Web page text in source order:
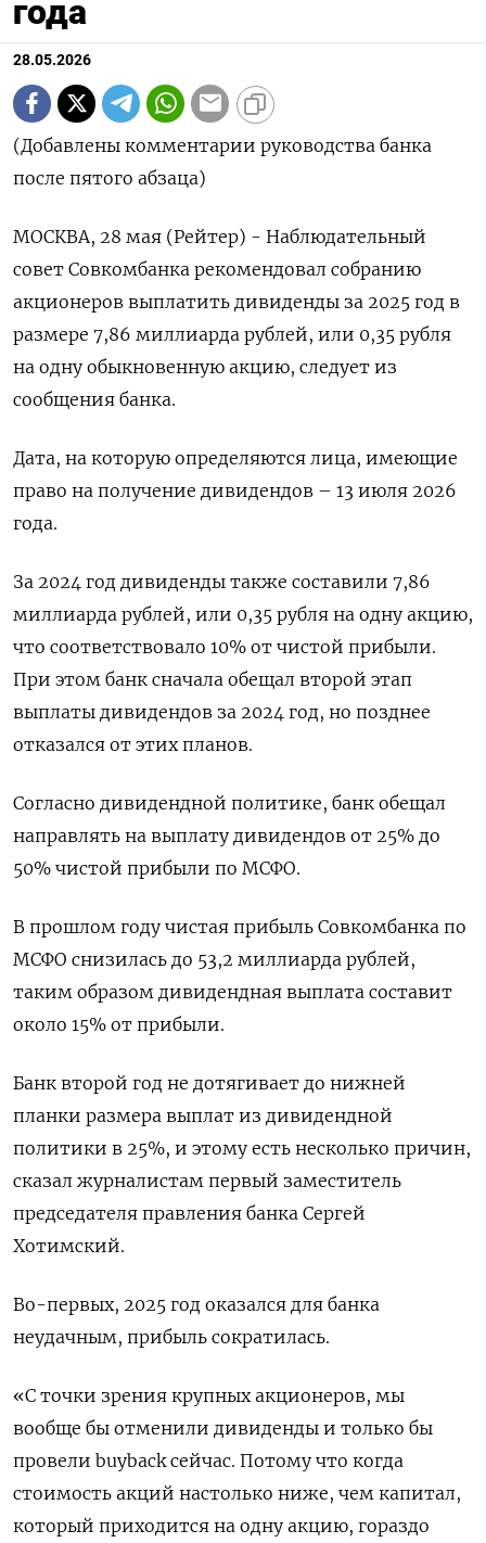
года
28.05.2026
(Добавлены комментарии руководства банка
после пятого абзаца)
МОСКВА, 28 мая (Рейтер) - Наблюдательный
совет Совкомбанка рекомендовал собранию
акционеров выплатить дивиденды за 2025 год в
размере 7,86 миллиарда рублей, или 0,35 рубля
на одну обыкновенную ‌акцию, следует из
сообщения банка.
Дата, на которую определяются лица, имеющие
право на получение дивидендов – 13 июля 2026
года.
За 2024 год дивиденды также составили 7,86
миллиарда рублей, или 0,35 рубля на ​одну акцию,
что соответствовало ​10% от чистой прибыли.
При ​этом банк сначала ⁠обещал второй этап
выплаты дивидендов за 2024 год, но позднее
‌отказался от этих планов.
Согласно дивидендной политике, ‌банк обещал
направлять на выплату дивидендов от 25% до
50% чистой прибыли по МСФО.
В прошлом ​году чистая прибыль Совкомбанка по
МСФО снизилась до 53,2 миллиарда рублей,
таким ‌образом дивидендная выплата составит
около 15% от прибыли.
Банк второй год не дотягивает до ​нижней
планки размера выплат из дивидендной
политики в 25%, и этому есть несколько причин,
‌сказал журналистам первый заместитель
председателя правления банка Сергей
Хотимский.
Во-первых, 2025 год оказался для банка
неудачным, прибыль сократилась.
«С точки зрения крупных акционеров, мы
вообще бы ​отменили дивиденды и только бы ​
провели buyback сейчас. ‌Потому что когда
стоимость акций настолько ниже, чем капитал,
который приходится на одну акцию, ​гораздо